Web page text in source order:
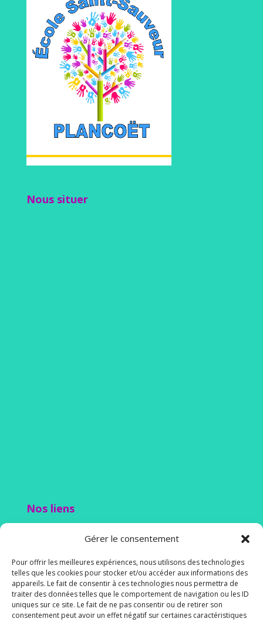
Gérer le consentement
Pour offrir les meilleures expériences, nous utilisons des technologies
telles que les cookies pour stocker et/ou accéder aux informations des
appareils. Le fait de consentir à ces technologies nous permettra de
traiter des données telles que le comportement de navigation ou les ID
uniques sur ce site. Le fait de ne pas consentir ou de retirer son
consentement peut avoir un effet négatif sur certaines caractéristiques
Nous situer
Nos liens
Lien admin
Mentions légales
Collège Immaculée Conception de Créhen
Mairie de Plancoët
Paroisse de Plancoët Val d’Arguenon